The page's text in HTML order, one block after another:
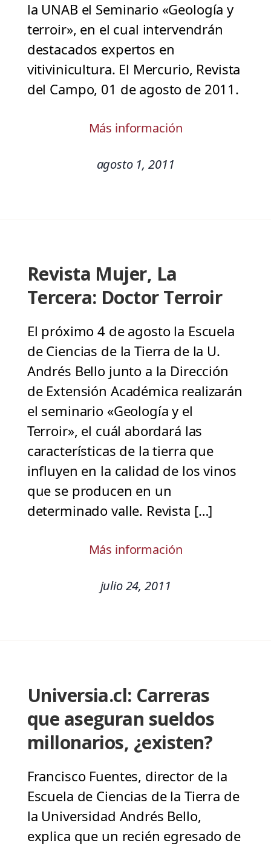
la UNAB el Seminario «Geología y
terroir», en el cual intervendrán
destacados expertos en
vitivinicultura. El Mercurio, Revista
del Campo, 01 de agosto de 2011.
Más información
agosto 1, 2011
Revista Mujer, La
Tercera: Doctor Terroir
El próximo 4 de agosto la Escuela
de Ciencias de la Tierra de la U.
Andrés Bello junto a la Dirección
de Extensión Académica realizarán
el seminario «Geología y el
Terroir», el cuál abordará las
características de la tierra que
influyen en la calidad de los vinos
que se producen en un
determinado valle. Revista […]
Más información
julio 24, 2011
Universia.cl: Carreras
que aseguran sueldos
millonarios, ¿existen?
Francisco Fuentes, director de la
Escuela de Ciencias de la Tierra de
la Universidad Andrés Bello,
explica que un recién egresado de